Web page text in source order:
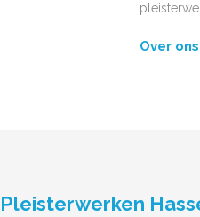
Over ons
Pleisterwerken